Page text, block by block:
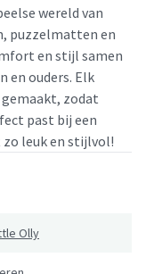
wereld van
puzzelmatten en
en stijl samen
en ouders. Elk
zodat
past bij een
leuk en stijlvol!
Olly